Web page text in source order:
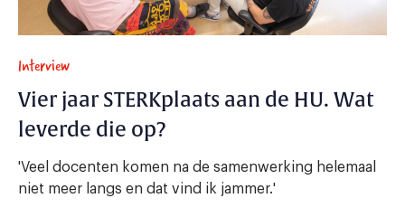
Interview
Vier jaar STERKplaats aan de HU. Wat
leverde die op?
'Veel docenten komen na de samenwerking helemaal
niet meer langs en dat vind ik jammer.'